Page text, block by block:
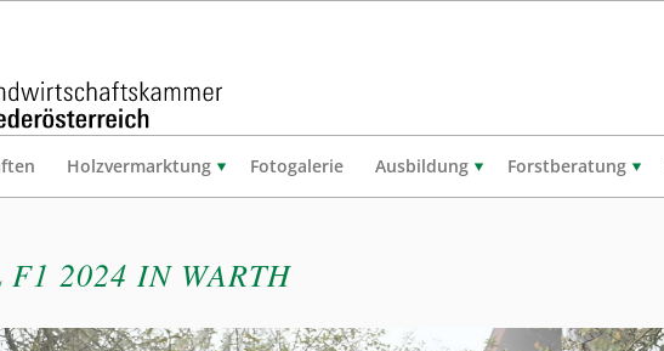
Holzvermarktung Fotogalerie Ausbildung Forstberatung
2024 IN WARTH